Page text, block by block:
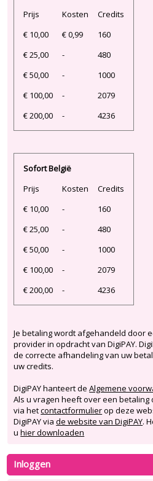
Prijs
Kosten
Credits
€ 10,00
€ 0,99
160
€ 25,00
-
480
€ 50,00
-
1000
€ 100,00
-
2079
€ 200,00
- 4236
Sofort België
Prijs
Kosten
Credits
€ 10,00
-
160
€ 25,00
-
480
€ 50,00
-
1000
€ 100,00
-
2079
€ 200,00
- 4236
Je betaling wordt afgehandeld door
provider in opdracht van DigiPAY.
de correcte afhandeling van uw
uw credits.
DigiPAY hanteert deAlgemene
Als u vragen heeft over een
via hetcontactformulierop deze
DigiPAY viade website van DigiPAY.
uhier downloaden
Inloggen